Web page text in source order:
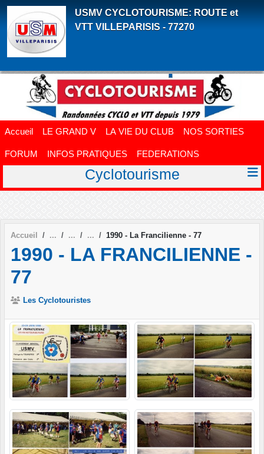
USMV CYCLOTOURISME: ROUTE et
VTT VILLEPARISIS - 77270
Accueil LE GRAND V LA VIE DU CLUB NOS SORTIES
FORUM INFOS PRATIQUES FEDERATIONS
Cyclotourisme
Accueil 1990 - La Francilienne - 77
1990 - LA FRANCILIENNE -
77
Les Cyclotouristes
Panneau de gestion des cookies